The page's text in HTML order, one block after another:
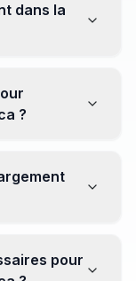
vers les
de meilleurs
dans la
?
la valeur
peut être
pour